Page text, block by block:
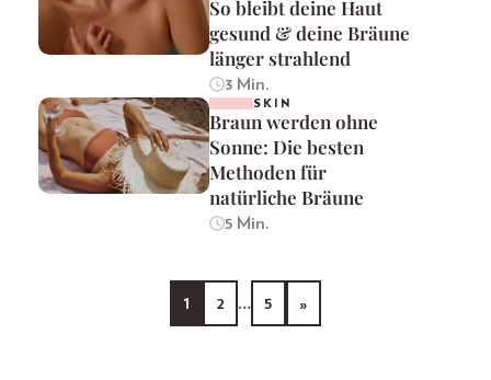
So bleibt deine Haut
gesund & deine Bräune
länger strahlend
3 Min.
SKIN
Braun werden ohne
Sonne: Die besten
Methoden für
natürliche Bräune
5 Min.
1 2 … 5 »